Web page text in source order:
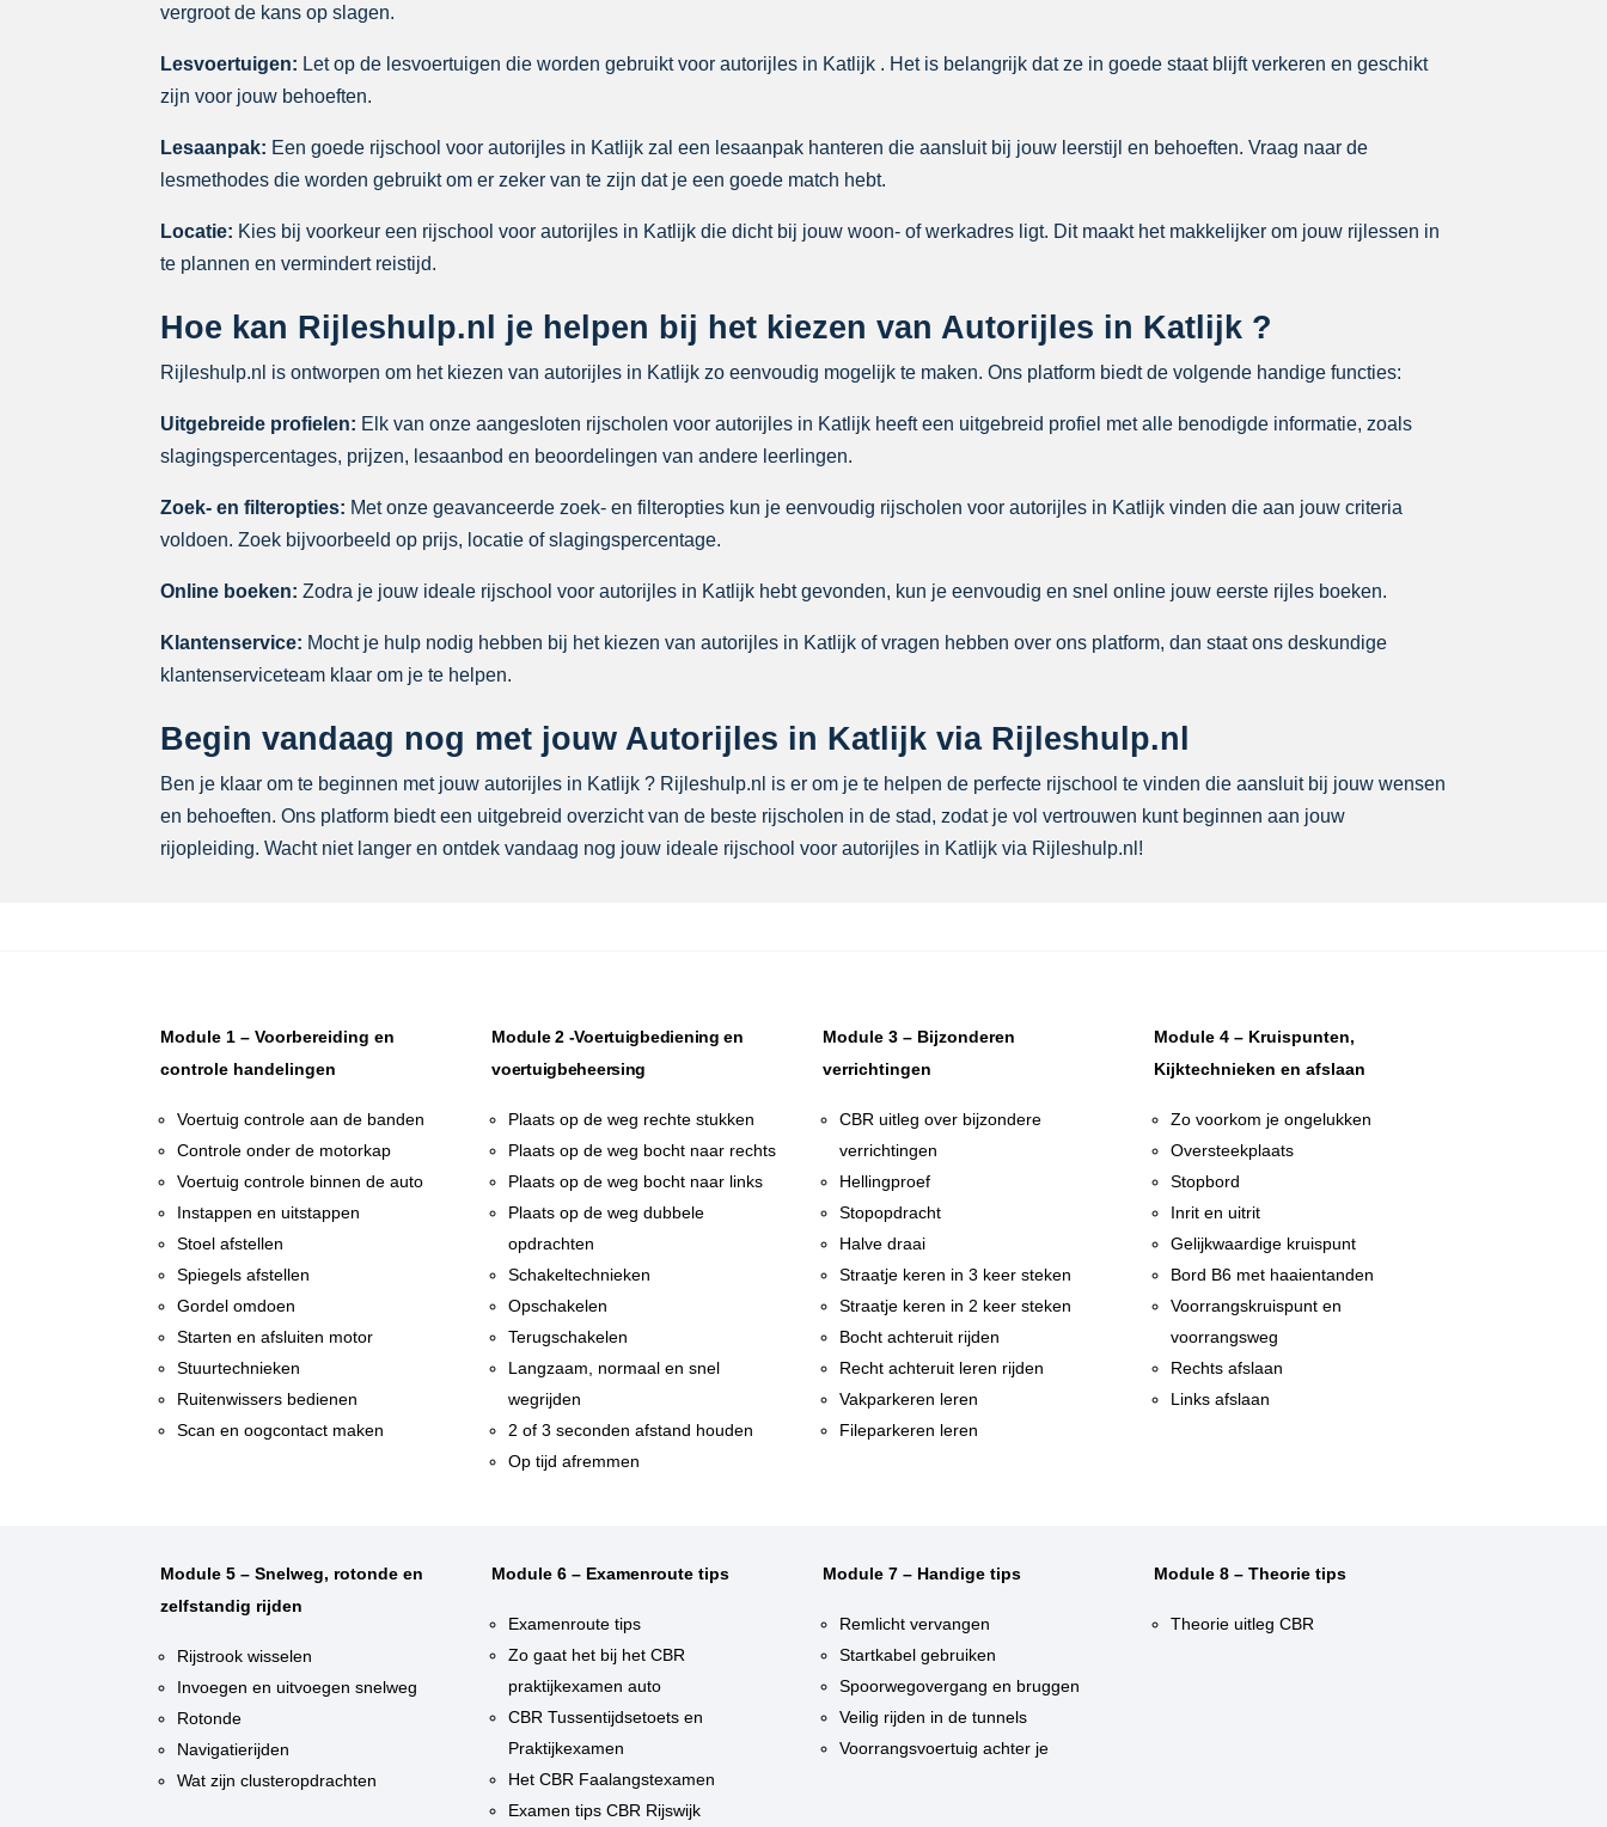
vergroot de kans op slagen.
Lesvoertuigen: Let op de lesvoertuigen die worden gebruikt voor autorijles in Katlijk . Het is belangrijk dat ze in goede staat blijft verkeren en geschikt
zijn voor jouw behoeften.
Lesaanpak: Een goede rijschool voor autorijles in Katlijk zal een lesaanpak hanteren die aansluit bij jouw leerstijl en behoeften. Vraag naar de
lesmethodes die worden gebruikt om er zeker van te zijn dat je een goede match hebt.
Locatie: Kies bij voorkeur een rijschool voor autorijles in Katlijk die dicht bij jouw woon- of werkadres ligt. Dit maakt het makkelijker om jouw rijlessen in
te plannen en vermindert reistijd.
Hoe kan Rijleshulp.nl je helpen bij het kiezen van Autorijles in Katlijk ?
Rijleshulp.nl is ontworpen om het kiezen van autorijles in Katlijk zo eenvoudig mogelijk te maken. Ons platform biedt de volgende handige functies:
Uitgebreide profielen: Elk van onze aangesloten rijscholen voor autorijles in Katlijk heeft een uitgebreid profiel met alle benodigde informatie, zoals
slagingspercentages, prijzen, lesaanbod en beoordelingen van andere leerlingen.
Zoek- en filteropties: Met onze geavanceerde zoek- en filteropties kun je eenvoudig rijscholen voor autorijles in Katlijk vinden die aan jouw criteria
voldoen. Zoek bijvoorbeeld op prijs, locatie of slagingspercentage.
Online boeken: Zodra je jouw ideale rijschool voor autorijles in Katlijk hebt gevonden, kun je eenvoudig en snel online jouw eerste rijles boeken.
Klantenservice: Mocht je hulp nodig hebben bij het kiezen van autorijles in Katlijk of vragen hebben over ons platform, dan staat ons deskundige
klantenserviceteam klaar om je te helpen.
Begin vandaag nog met jouw Autorijles in Katlijk via Rijleshulp.nl
Ben je klaar om te beginnen met jouw autorijles in Katlijk ? Rijleshulp.nl is er om je te helpen de perfecte rijschool te vinden die aansluit bij jouw wensen
en behoeften. Ons platform biedt een uitgebreid overzicht van de beste rijscholen in de stad, zodat je vol vertrouwen kunt beginnen aan jouw
rijopleiding. Wacht niet langer en ontdek vandaag nog jouw ideale rijschool voor autorijles in Katlijk via Rijleshulp.nl!
Module 1 – Voorbereiding en
controle handelingen
Voertuig controle aan de banden
Controle onder de motorkap
Voertuig controle binnen de auto
Instappen en uitstappen
Stoel afstellen
Spiegels afstellen
Gordel omdoen
Starten en afsluiten motor
Stuurtechnieken
Ruitenwissers bedienen
Scan en oogcontact maken
Module 2 -Voertuigbediening en
voertuigbeheersing
Plaats op de weg rechte stukken
Plaats op de weg bocht naar rechts
Plaats op de weg bocht naar links
Plaats op de weg dubbele
opdrachten
Schakeltechnieken
Opschakelen
Terugschakelen
Langzaam, normaal en snel
wegrijden
2 of 3 seconden afstand houden
Op tijd afremmen
Module 3 – Bijzonderen
verrichtingen
CBR uitleg over bijzondere
verrichtingen
Hellingproef
Stopopdracht
Halve draai
Straatje keren in 3 keer steken
Straatje keren in 2 keer steken
Bocht achteruit rijden
Recht achteruit leren rijden
Vakparkeren leren
Fileparkeren leren
Module 4 – Kruispunten,
Kijktechnieken en afslaan
Zo voorkom je ongelukken
Oversteekplaats
Stopbord
Inrit en uitrit
Gelijkwaardige kruispunt
Bord B6 met haaientanden
Voorrangskruispunt en
voorrangsweg
Rechts afslaan
Links afslaan
Module 5 – Snelweg, rotonde en
zelfstandig rijden
Rijstrook wisselen
Invoegen en uitvoegen snelweg
Rotonde
Navigatierijden
Wat zijn clusteropdrachten
Module 6 – Examenroute tips
Examenroute tips
Zo gaat het bij het CBR
praktijkexamen auto
CBR Tussentijdsetoets en
Praktijkexamen
Het CBR Faalangstexamen
Examen tips CBR Rijswijk
Module 7 – Handige tips
Remlicht vervangen
Startkabel gebruiken
Spoorwegovergang en bruggen
Veilig rijden in de tunnels
Voorrangsvoertuig achter je
Module 8 – Theorie tips
Theorie uitleg CBR